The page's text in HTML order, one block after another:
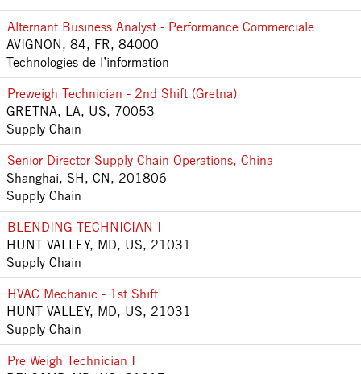
Alternant Business Analyst - Performance Commerciale
AVIGNON, 84, FR, 84000
Technologies de l’information
Preweigh Technician - 2nd Shift (Gretna)
GRETNA, LA, US, 70053
Supply Chain
Senior Director Supply Chain Operations, China
Shanghai, SH, CN, 201806
Supply Chain
BLENDING TECHNICIAN I
HUNT VALLEY, MD, US, 21031
Supply Chain
HVAC Mechanic - 1st Shift
HUNT VALLEY, MD, US, 21031
Supply Chain
Pre Weigh Technician I